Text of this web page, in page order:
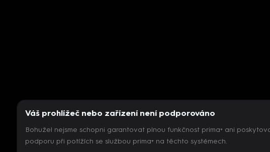
Váš prohlížeč nebo zařízení není podporováno
Bohužel nejsme schopni garantovat plnou funkčnost prima+ ani
podporu při potížích se službou prima+ na těchto systémech.